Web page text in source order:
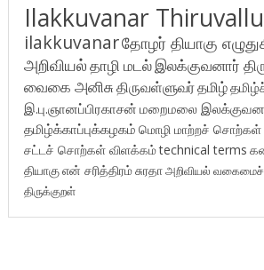
Ilakkuvanar
ilakkuvanarதோழர் தியாகு
அறிவியல்தாழி மடல்இலக்குவனார்
வைகை அனிசுதிருவள்ளுவர்தமிழ்
இ.பு.ஞானப்பிரகாசன் மறைமலை
தமிழ்க்காப்புக்கழகம் மொழி மாற்றச் சொற்கள்
சட்டச் சொற்கள் விளக்கம்technical terms
தியாகுஎன் சரித்திரம்சுரதாஅறிவியல்
திருக்குறள்